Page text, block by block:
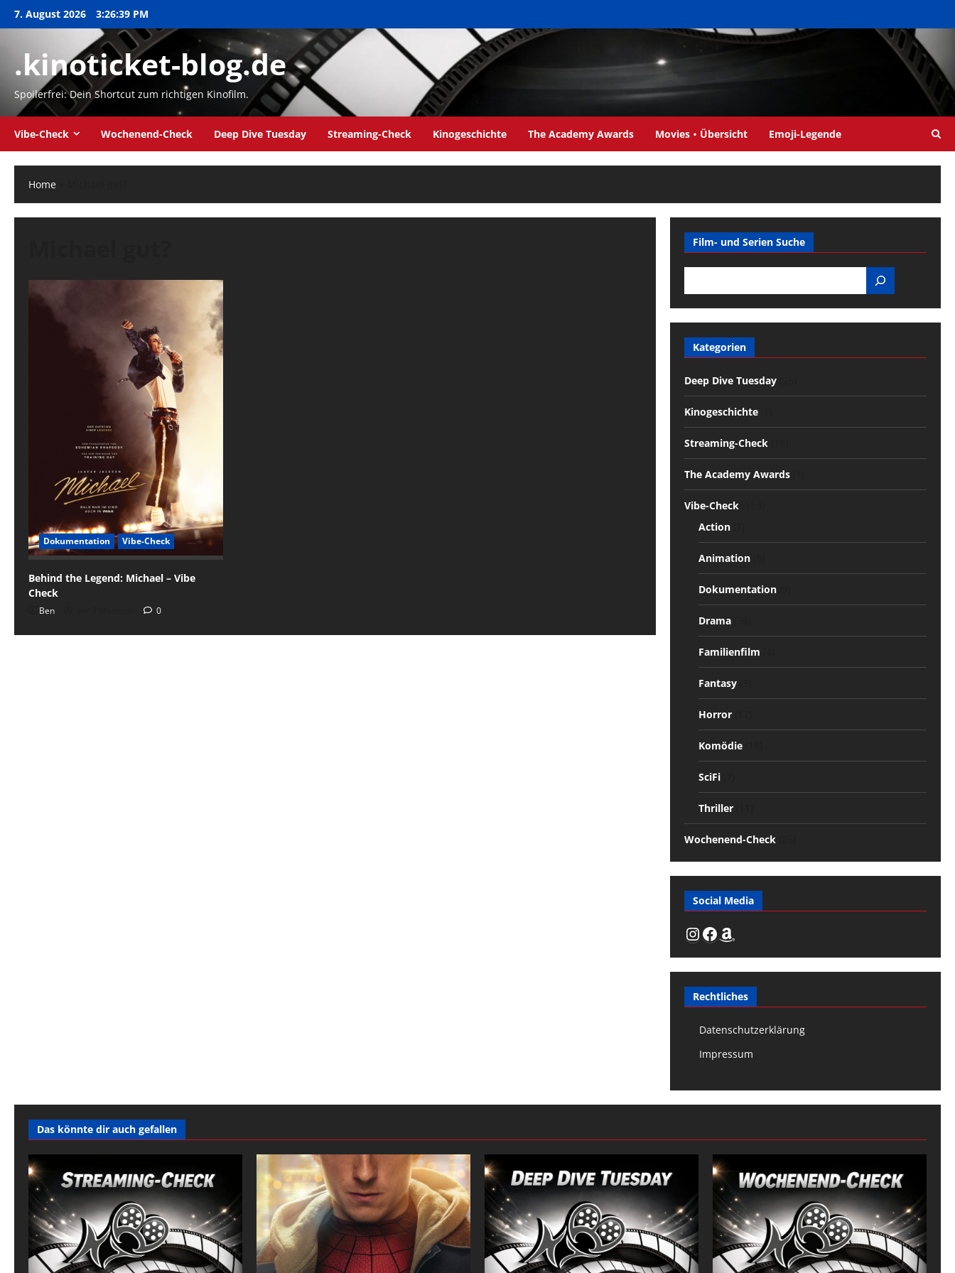
Zum7. August 2026 3:26:39 PM
.kinoticket-blog.de
Spoilerfrei: Dein Shortcut zum richtigen Kinofilm.
Vibe-Check Wochenend-Check Deep Dive Tuesday Streaming-Check Kinogeschichte The Academy Awards Movies・Übersicht Emoji-Legende
Home
Dokumentation Vibe-Check
Behind the Legend: Michael – Vibe
Check
Ben 0
Film- und Serien Suche
Kategorien
Deep Dive Tuesday(25)
Kinogeschichte(1)
Streaming-Check(18)
The Academy Awards(1)
Vibe-Check(113)
Action(7)
Animation(5)
Dokumentation(9)
Drama(38)
Familienfilm
Fantasy(3)
Horror(17)
Komödie(18)
SciFi(7)
Thriller(11)
Wochenend-Check(25)
Social Media
Instagram
Facebook
Amazon
Rechtliches
Datenschutzerklärung
Impressum
Das könnte dir auch gefallen